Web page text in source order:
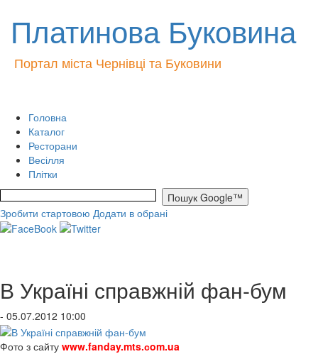
Платинова Буковина
Портал міста Чернівці та Буковини
Головна
Каталог
Ресторани
Весілля
Плітки
Зробити стартовою Додати в обрані
В Україні справжній фан-бум
- 05.07.2012 10:00
Фото з сайту www.fanday.mts.сom.ua